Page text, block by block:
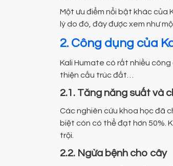
Một ưu điểm nổi bật khác của
lý do đó, đây được xem như
2. Công dụng của
Kali Humate có rất nhiều
thiện cấu trúc đất…
2.1. Tăng năng suất và
Các nghiên cứu khoa học đã
biệt còn có thể đạt hơn 50%.
trội.
2.2. Ngừa bệnh cho cây